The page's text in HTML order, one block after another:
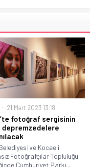
21 Mart 2023 13:18
fotoğraf sergisinin
depremzedelere
ve Kocaeli
Fotoğrafçılar Topluluğu
Cumhuriyet Parkı...